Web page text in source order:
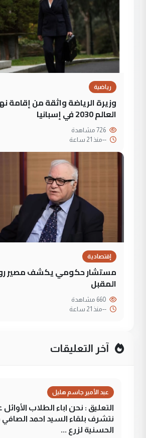
رياضية
وزيرة الرياضة واثقة من إقامة
العالم 2030 في إسبانيا
--منذ 21 ساعة
إقتصادية
مستشار حكومي يكشف مصير
المقبل
--منذ 21 ساعة
آخر التعليقات
عبد الأمير جاسم هليل
التعليق : نحن اباء الطلاب الأوائل
نتشرف بلقاء السيد احمد الصافي
الحسنية لزرع ...